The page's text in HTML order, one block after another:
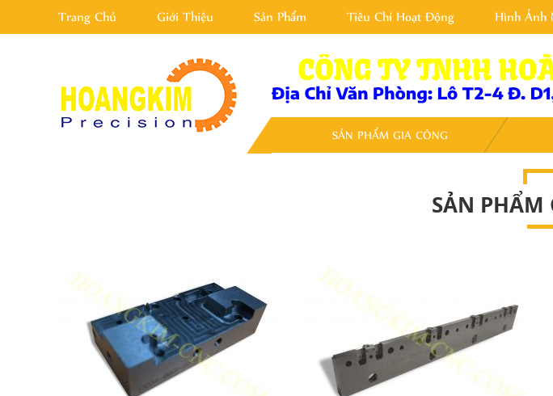
Trang Chủ Giới Thiệu Sản Phẩm Tiêu Chí Hoạt Động Hình Ảnh
SẢN PHẨM GIA CÔNG
SẢN PHẨM